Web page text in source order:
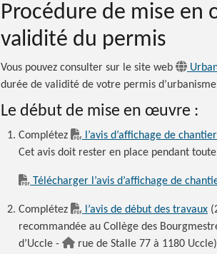
Procédure de mise
validité du permis
Vous pouvez consulter sur le site web
durée de validité de votre permis
Le début de mise en œuvre :
Complétez l’avis d’affichage de chantier
Cet avis doit rester en place pendant
Télécharger l’avis d’affichage de
Complétez l’avis de début des travaux
recommandée au Collège des
d’Uccle -
rue de Stalle 77 à 1180 Uccle)